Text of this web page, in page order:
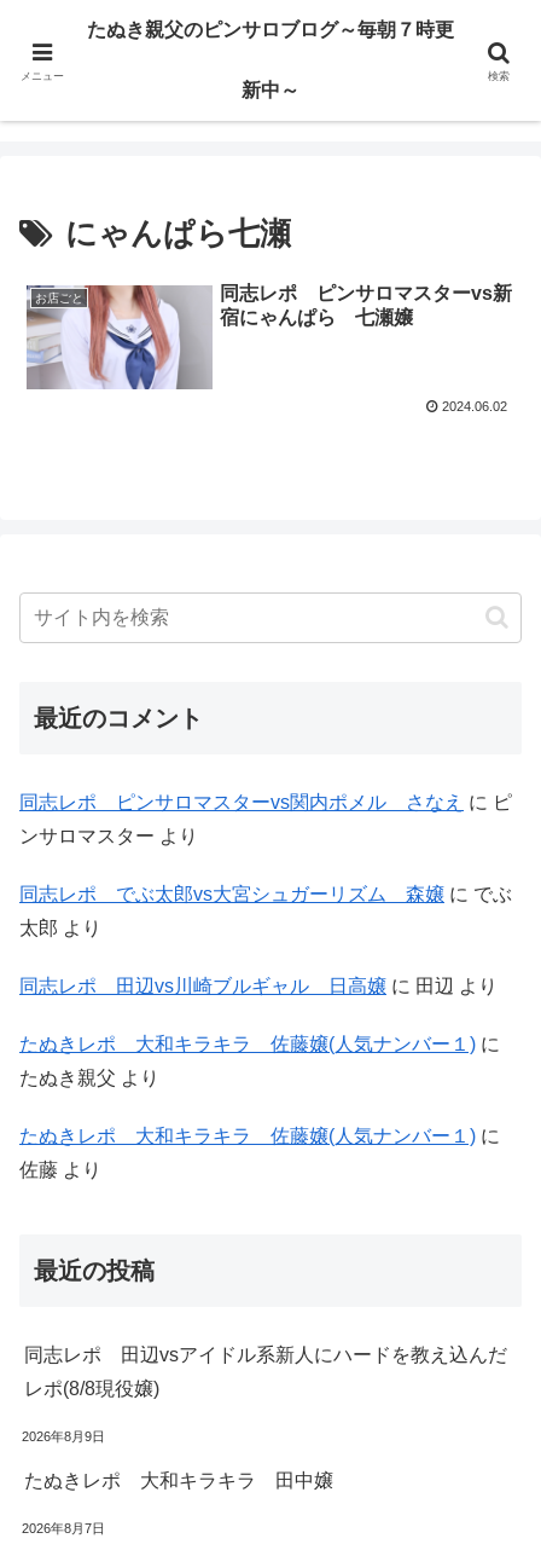
ハードサービス嬢を求めて3000回ピンサロで遊んだ親父
たぬき親父のピンサロブログ～毎朝７時更新中～
にゃんぱら七瀬
お店ごと
同志レポ ピンサロマスターvs新
宿にゃんぱら 七瀬嬢
2024.06.02
最近のコメント
同志レポ ピンサロマスターvs関内ポメル さなえ に ピ
ンサロマスター より
同志レポ でぶ太郎vs大宮シュガーリズム 森嬢 に でぶ
太郎 より
同志レポ 田辺vs川崎ブルギャル 日高嬢 に 田辺 より
たぬきレポ 大和キラキラ 佐藤嬢(人気ナンバー１) に
たぬき親父 より
たぬきレポ 大和キラキラ 佐藤嬢(人気ナンバー１) に
佐藤 より
最近の投稿
同志レポ 田辺vsアイドル系新人にハードを教え込んだ
レポ(8/8現役嬢)
2026年8月9日
たぬきレポ 大和キラキラ 田中嬢
2026年8月7日
メニュー
たぬき親父のピンサロブログ～毎朝７時更
新中～
検索